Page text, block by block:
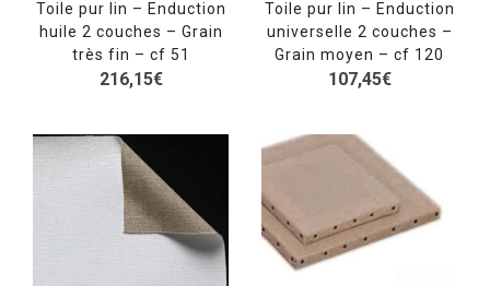
Toile pur lin – Enduction
huile 2 couches – Grain
très fin – cf 51
216,15€
Toile pur lin – Enduction
universelle 2 couches –
Grain moyen – cf 120
107,45€